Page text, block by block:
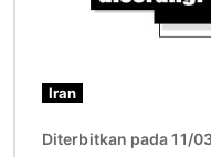
Iran
Diterbitkan pada 11/